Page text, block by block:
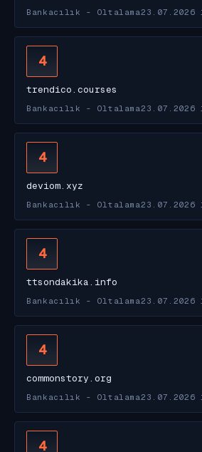
Bankacılık - Oltalama23.07.2026
4
trendico.courses
Bankacılık - Oltalama23.07.2026
4
deviom.xyz
Bankacılık - Oltalama23.07.2026
4
ttsondakika.info
Bankacılık - Oltalama23.07.2026
4
commonstory.org
Bankacılık - Oltalama23.07.2026
4